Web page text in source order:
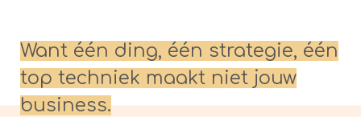
Want één ding, één strategie, één
top techniek maakt niet jouw
business.